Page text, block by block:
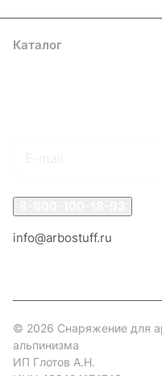
Каталог
info@arbostuff.ru
© 2026 Снаряжение для
альпинизма
ИП Глотов А.Н.